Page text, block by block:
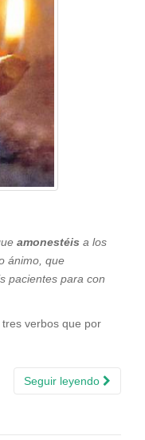
amonestéis a los
ánimo, que
pacientes para con
verbos que por
Seguir leyendo